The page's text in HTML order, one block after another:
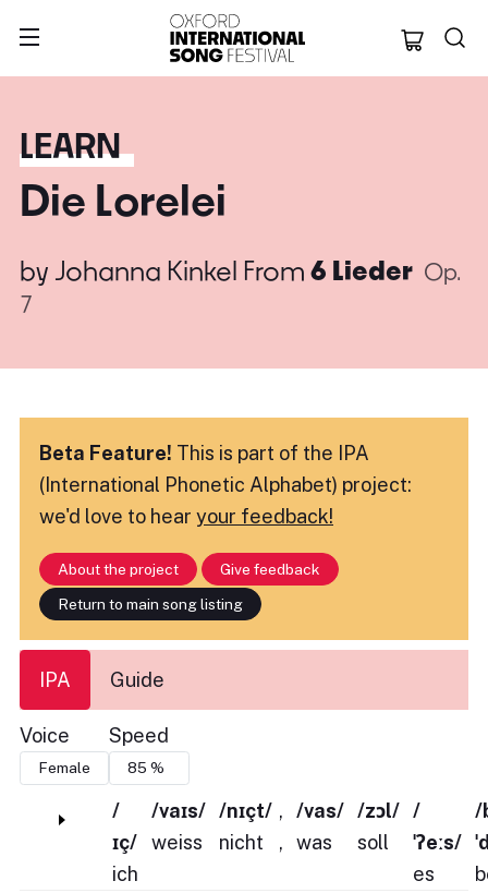
Oxford
LEARN
Die Lorelei
by Johanna Kinkel From 6 Lieder Op.
7
Beta Feature! This is part of the IPA
(International Phonetic Alphabet) project:
we'd love to hear your feedback!
About the project
Give feedback
Return to main song listing
IPA Guide
Voice Speed
/
ɪç/
ich
/vaɪs/
weiss
/nɪçt/
nicht
,
,
/vas/
was
/zɔl/
soll
/
ˈʔeːs/
es
/